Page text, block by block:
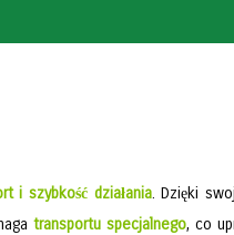
i szybkość działania. Dzięki
transportu specjalnego, co